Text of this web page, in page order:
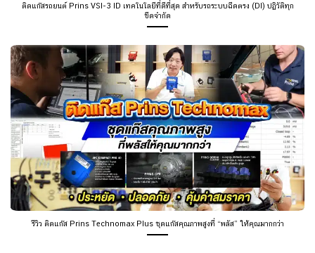
ติดแก๊สรถยนต์ Prins VSI-3 ID เทคโนโลยีที่ดีที่สุด สำหรับรถระบบฉีดตรง (DI) ปฏิวัติทุก
ขีดจำกัด
รีวิว ติดแก๊ส Prins Technomax Plus ชุดแก๊สคุณภาพสูงที่ “พลัส” ให้คุณมากกว่า